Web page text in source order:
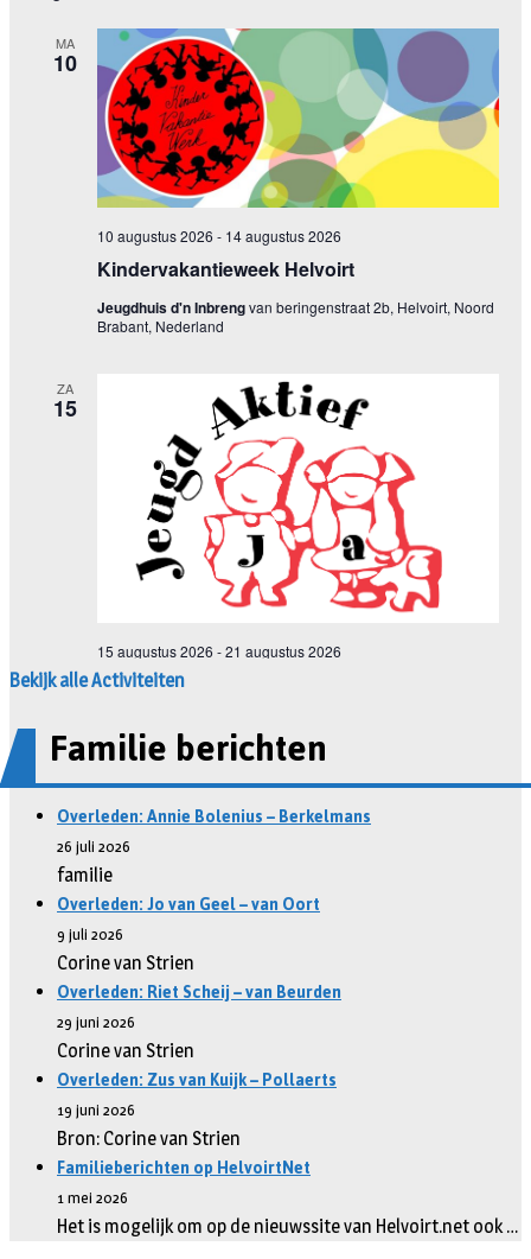
Bekijk alle Activiteiten
Familie berichten
Overleden: Annie Bolenius – Berkelmans
26 juli 2026
familie
Overleden: Jo van Geel – van Oort
9 juli 2026
Corine van Strien
Overleden: Riet Scheij – van Beurden
29 juni 2026
Corine van Strien
Overleden: Zus van Kuijk – Pollaerts
19 juni 2026
Bron: Corine van Strien
Familieberichten op HelvoirtNet
1 mei 2026
Het is mogelijk om op de nieuwssite van Helvoirt.net ook …